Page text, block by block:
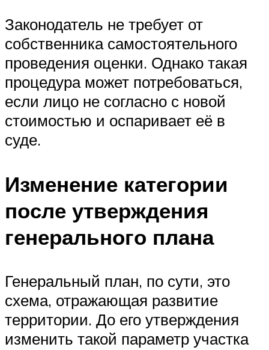
Законодатель не требует от
собственника самостоятельного
проведения оценки. Однако такая
процедура может потребоваться,
если лицо не согласно с новой
стоимостью и оспаривает её в
суде.
Изменение категории
после утверждения
генерального плана
Генеральный план, по сути, это
схема, отражающая развитие
территории. До его утверждения
изменить такой параметр участка